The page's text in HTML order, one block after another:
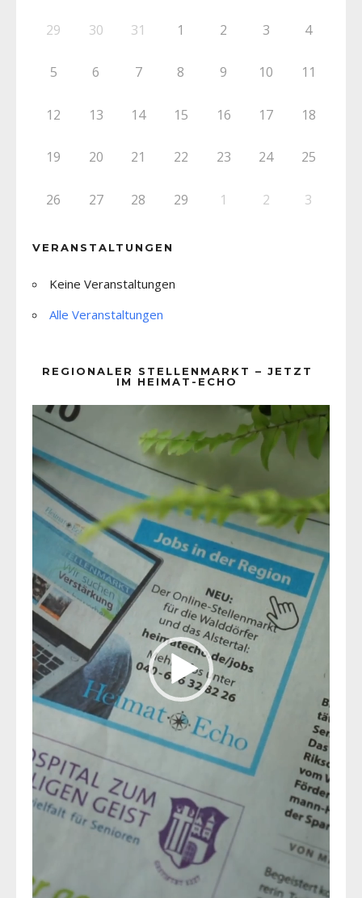
29 30 31 1 2 3 4
5 6 7 8 9 10 11
12 13 14 15 16 17 18
19 20 21 22 23 24 25
26 27 28 29 1 2 3
VERANSTALTUNGEN
Keine Veranstaltungen
Alle Veranstaltungen
REGIONALER STELLENMARKT – JETZT
IM HEIMAT-ECHO
Player